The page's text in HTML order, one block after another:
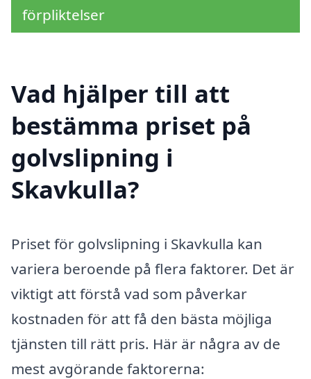
förpliktelser
Vad hjälper till att
bestämma priset på
golvslipning i
Skavkulla?
Priset för golvslipning i Skavkulla kan
variera beroende på flera faktorer. Det är
viktigt att förstå vad som påverkar
kostnaden för att få den bästa möjliga
tjänsten till rätt pris. Här är några av de
mest avgörande faktorerna: